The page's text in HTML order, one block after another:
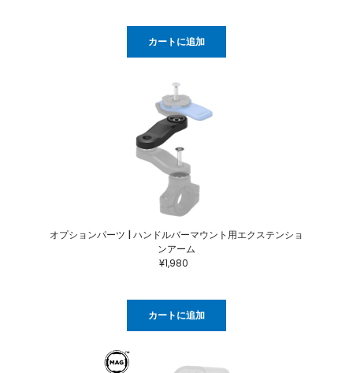
カートに追加
オプションパーツ | ハンドルバーマウント用エクステンショ
ンアーム
¥1,980
カートに追加